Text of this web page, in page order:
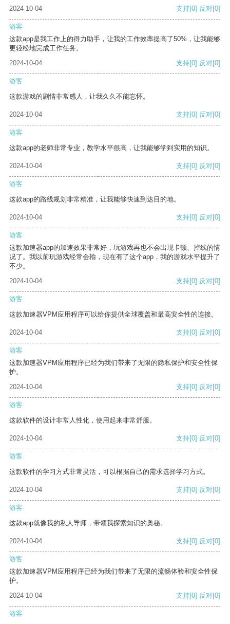
2024-10-04 支持[0] 反对[0]
游客
这款app是我工作上的得力助手，让我的工作效率提高了50%，让我能够
更轻松地完成工作任务。
2024-10-04
支持[0] 反对[0]
游客
这款游戏的剧情非常感人，让我久久不能忘怀。
2024-10-04 支持[0] 反对[0]
游客
这款app的老师非常专业，教学水平很高，让我能够学到实用的知识。
2024-10-04 支持[0] 反对[0]
游客
这款app的路线规划非常精准，让我能够快速到达目的地。
2024-10-04 支持[0] 反对[0]
游客
这款加速器app的加速效果非常好，玩游戏再也不会出现卡顿、掉线的情
况了。我以前玩游戏经常会输，现在有了这个app，我的游戏水平提升了
不少。
2024-10-04
支持[0] 反对[0]
游客
这款加速器VPM应用程序可以给你提供全球覆盖和最高安全性的连接。
2024-10-04 支持[0] 反对[0]
游客
这款加速器VPM应用程序已经为我们带来了无限的隐私保护和安全性保
护。
2024-10-04
支持[0] 反对[0]
游客
这款软件的设计非常人性化，使用起来非常舒服。
2024-10-04 支持[0] 反对[0]
游客
这款软件的学习方式非常灵活，可以根据自己的需求选择学习方式。
2024-10-04 支持[0] 反对[0]
游客
这款app就像我的私人导师，带领我探索知识的奥秘。
2024-10-04 支持[0] 反对[0]
游客
这款加速器VPM应用程序已经为我们带来了无限的流畅体验和安全性保
护。
2024-10-04
支持[0] 反对[0]
游客